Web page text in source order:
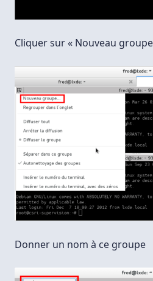
Cliquer sur « Nouveau
Donner un nom à ce groupe